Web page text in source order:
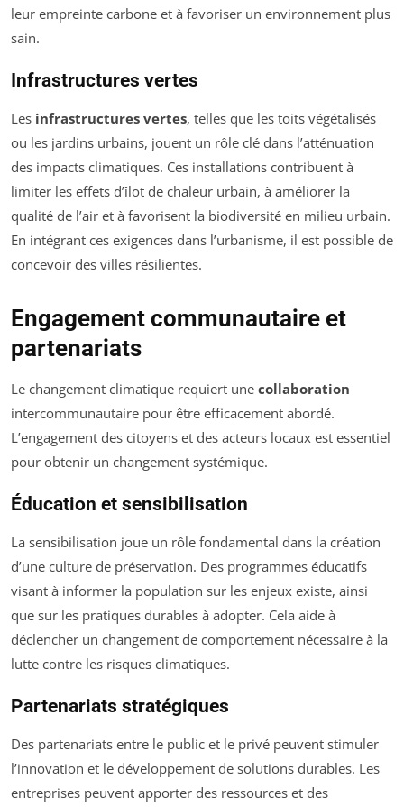
leur empreinte carbone et à favoriser un environnement plus
sain.
Infrastructures vertes
Les infrastructures vertes, telles que les toits végétalisés
ou les jardins urbains, jouent un rôle clé dans l’atténuation
des impacts climatiques. Ces installations contribuent à
limiter les effets d’îlot de chaleur urbain, à améliorer la
qualité de l’air et à favorisent la biodiversité en milieu urbain.
En intégrant ces exigences dans l’urbanisme, il est possible de
concevoir des villes résilientes.
Engagement communautaire et
partenariats
Le changement climatique requiert une collaboration
intercommunautaire pour être efficacement abordé.
L’engagement des citoyens et des acteurs locaux est essentiel
pour obtenir un changement systémique.
Éducation et sensibilisation
La sensibilisation joue un rôle fondamental dans la création
d’une culture de préservation. Des programmes éducatifs
visant à informer la population sur les enjeux existe, ainsi
que sur les pratiques durables à adopter. Cela aide à
déclencher un changement de comportement nécessaire à la
lutte contre les risques climatiques.
Partenariats stratégiques
Des partenariats entre le public et le privé peuvent stimuler
l’innovation et le développement de solutions durables. Les
entreprises peuvent apporter des ressources et des